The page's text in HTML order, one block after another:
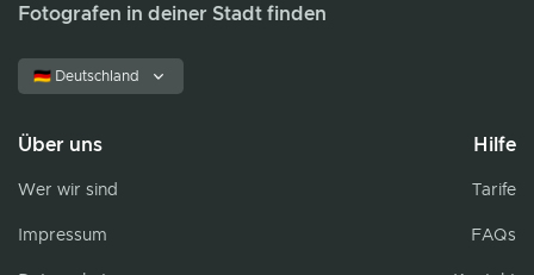
Fotografen in deiner Stadt finden
🇩🇪 Deutschland
Über uns
Wer wir sind
Impressum
Hilfe
Tarife
FAQs